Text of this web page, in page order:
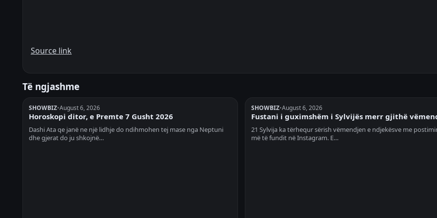
Source link
Të ngjashme
SHOWBIZ•August 6, 2026
Horoskopi ditor, e Premte 7 Gusht 2026
Dashi Ata qe janë ne një lidhje do ndihmohen tej mase nga Neptuni
dhe gjerat do ju shkojnë…
SHOWBIZ•August 6, 2026
Fustani i guximshëm i Sylvijës merr gjithë
21 Sylvija ka tërhequr sërish vëmendjen e ndjekësve me
më të fundit në Instagram. E…